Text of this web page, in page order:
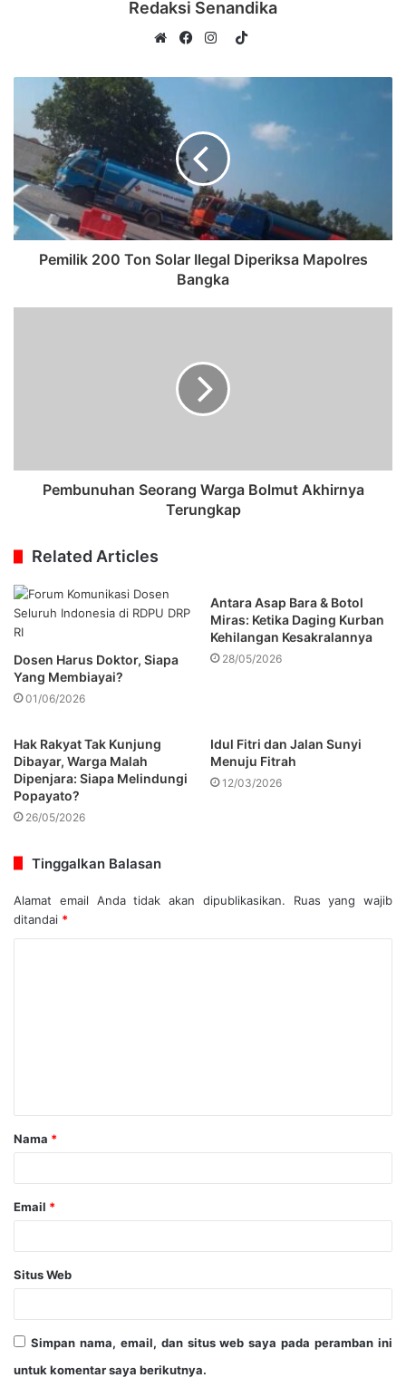
Redaksi Senandika
TikTok
Pemilik 200 Ton Solar Ilegal Diperiksa Mapolres
Bangka
Pembunuhan Seorang Warga Bolmut Akhirnya
Terungkap
Related Articles
Dosen Harus Doktor, Siapa
Yang Membiayai?
01/06/2026
Antara Asap Bara & Botol
Miras: Ketika Daging Kurban
Kehilangan Kesakralannya
28/05/2026
Hak Rakyat Tak Kunjung
Dibayar, Warga Malah
Dipenjara: Siapa Melindungi
Popayato?
26/05/2026
Idul Fitri dan Jalan Sunyi
Menuju Fitrah
12/03/2026
Tinggalkan Balasan
Alamat email Anda tidak akan dipublikasikan.
Ruas yang wajib
ditandai *
Nama *
Email *
Situs Web
Simpan nama, email, dan situs web saya pada peramban ini
untuk komentar saya berikutnya.